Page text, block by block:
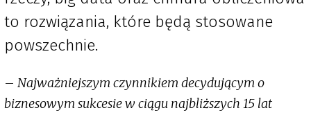
to rozwiązania, które będą stosowane
powszechnie.
– Najważniejszym czynnikiem decydującym o
biznesowym sukcesie w ciągu najbliższych 15 lat